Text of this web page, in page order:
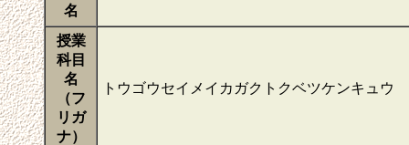
名
授業
科目
名
（フ
リガ
ナ）
トウゴウセイメイカガクトクベツケンキュウ